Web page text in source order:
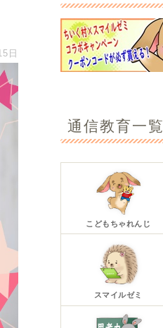
日
通信教育一覧
こどもちゃれんじ
スマイルゼミ